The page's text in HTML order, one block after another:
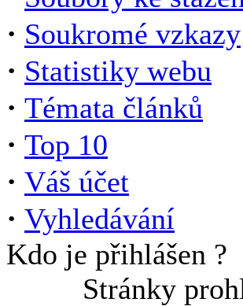
· Soukromé vzkazy
· Statistiky webu
· Témata článků
· Top 10
· Váš účet
· Vyhledávání
Kdo je přihlášen ?
Stránky